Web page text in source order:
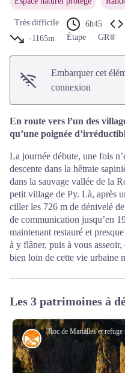
Très difficile 6h45
-1165m
Étape GR®
Embarquer cet
connexion
En route vers l’un des
qu’une poignée
La journée débute, une fois
descente dans la hêtraie
dans la sauvage vallée de la
petit village de Py. Là, après
ciller les 726 m de dénivelé
de communication jusqu’en
maintenant restauré et
à y flâner, puis à vous
bien loin de cette vie urbaine
Les 3 patrimoines à
Géographie